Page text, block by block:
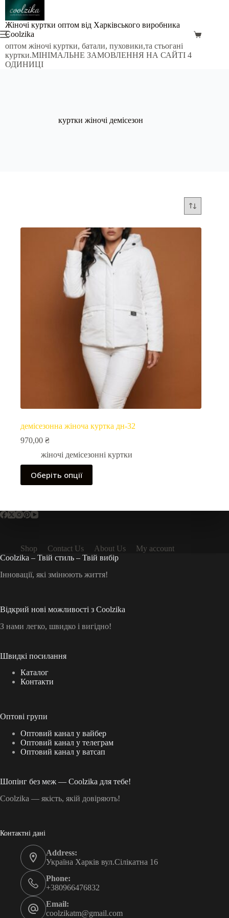
Перейти
вмісту
Жіночі куртки оптом від Харківського виробника
Coolzika
оптом жіночі куртки, батали, пуховики,та стьогані
куртки.МІНІМАЛЬНЕ ЗАМОВЛЕННЯ НА САЙТІ 4
ОДИНИЦІ
Кошик
куртки жіночі демісезон
демісезонна жіноча куртка дн-32
970,00 ₴
жіночі демісезонні куртки
Оберіть опції
Цей
товар
має
Параметри
сторінці
товару
Shop Contact Us About Us
My account
Coolzika – Твій стиль – Твій вибір
Інновації, які змінюють життя!
Відкрий нові можливості з Coolzika
З нами легко, швидко і вигідно!
Швидкі посилання
Каталог
Контакти
Оптові групи
Оптовий канал у вайбер
Оптовий канал у телеграм
Оптовий канал у ватсап
Шопінг без меж — Coolzika для тебе!
Coolzika — якість, якій довіряють!
Контактні дані
Address:
Україна Харків вул.Сілікатна 16
Phone:
+380966476832
Email:
coolzikatm@gmail.com